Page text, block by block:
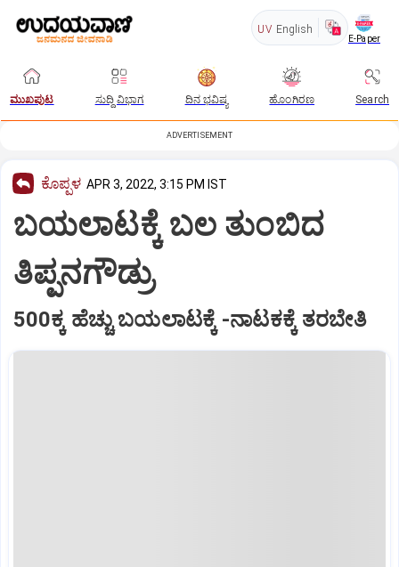
UV English
E-Paper
ಮುಖಪುಟ ಸುದ್ದಿ ವಿಭಾಗ ದಿನ ಭವಿಷ್ಯ ಹೊಂಗಿರಣ Search
ADVERTISEMENT
ಕೊಪ್ಪಳ APR 3, 2022, 3:15 PM IST
ಬಯಲಾಟಕ್ಕೆ ಬಲ ತುಂಬಿದ
ತಿಪ್ಪನಗೌಡ್ರು
500ಕ್ಕ ಹೆಚ್ಚು ಬಯಲಾಟಕ್ಕೆ -ನಾಟಕಕ್ಕೆ ತರಬೇತಿ